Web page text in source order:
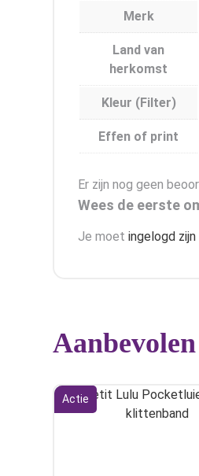
Merk
Land van
herkomst
Kleur (Filter)
Effen of print
Er zijn nog geen
Wees de eerste
Je moet ingelogd zijn
Actie